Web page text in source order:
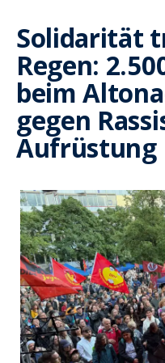
Solidarität
Regen:
beim
gegen
Aufrüstung